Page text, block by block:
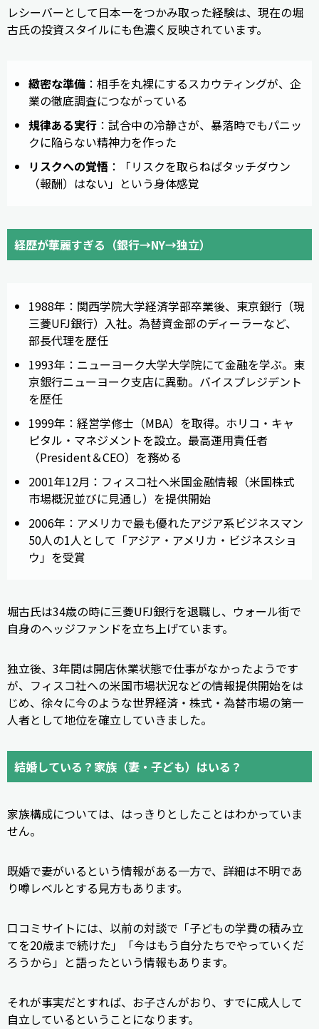
レシーバーとして日本一をつかみ取った経験は、現在の堀
古氏の投資スタイルにも色濃く反映されています。
緻密な準備 ：相手を丸裸にするスカウティングが、企
業の徹底調査につながっている
規律ある実行 ：試合中の冷静さが、暴落時でもパニッ
クに陥らない精神力を作った
リスクへの覚悟 ：「リスクを取らねばタッチダウン
（報酬）はない」という身体感覚
経歴が華麗すぎる（銀行→NY→独立）
1988年：関西学院大学経済学部卒業後、東京銀行（現
三菱UFJ銀行）入社。為替資金部のディーラーなど、
部長代理を歴任
1993年：ニューヨーク大学大学院にて金融を学ぶ。東
京銀行ニューヨーク支店に異動。バイスプレジデント
を歴任
1999年：経営学修士（MBA）を取得。ホリコ・キャ
ピタル・マネジメントを設立。最高運用責任者
（President＆CEO）を務める
2001年12月：フィスコ社へ米国金融情報（米国株式
市場概況並びに見通し）を提供開始
2006年：アメリカで最も優れたアジア系ビジネスマン
50人の1人として「アジア・アメリカ・ビジネスショ
ウ」を受賞
堀古氏は34歳の時に三菱UFJ銀行を退職し、ウォール街で
自身のヘッジファンドを立ち上げています。
独立後、3年間は開店休業状態で仕事がなかったようです
が、フィスコ社への米国市場状況などの情報提供開始をは
じめ、徐々に今のような世界経済・株式・為替市場の第一
人者として地位を確立していきました。
結婚している？家族（妻・子ども）はいる？
家族構成については、はっきりとしたことはわかっていま
せん。
既婚で妻がいるという情報がある一方で、詳細は不明であ
り噂レベルとする見方もあります。
口コミサイトには、以前の対談で「子どもの学費の積み立
てを20歳まで続けた」「今はもう自分たちでやっていくだ
ろうから」と語ったという情報もあります。
それが事実だとすれば、お子さんがおり、すでに成人して
自立しているということになります。